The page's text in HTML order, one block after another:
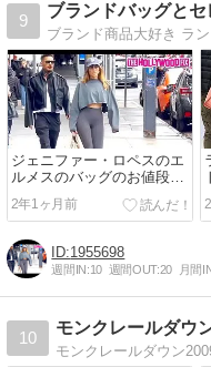
9
ブランドバッグとセ
ジェニファー・ロペスのエ
ルメスのバッグのお値段
は…
2年1ヶ月前
1955698
週間IN:10 週間OUT:20 月間
10
モンクレールダウ